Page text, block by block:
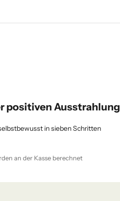
positiven Ausstrahlung
in sieben Schritten
an der Kasse berechnet